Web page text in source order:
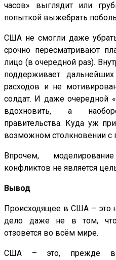
часов» выглядит или
попыткой выжебрать
США не смогли даже
срочно пересматривают
лицо (в очередной раз).
поддерживает
расходов и не
солдат. И даже очередной
вдохновить, а
правительства. Куда уж
возможном столкновении
Впрочем,
конфликтов не является
Вывод
Происходящее в США – это
дело даже не в том, что
отзовётся во всём мире.
США – это, прежде